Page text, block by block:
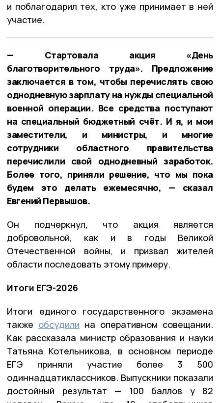
и поблагодарил тех, кто уже принимает в ней
участие.
— Стартовала акция «День
благотворительного труда». Предложение
заключается в том, чтобы перечислять свою
однодневную зарплату на нужды специальной
военной операции. Все средства поступают
на специальный бюджетный счёт. И я, и мои
заместители, и министры, и многие
сотрудники областного правительства
перечислили свой однодневный заработок.
Более того, приняли решение, что мы пока
будем это делать ежемесячно, — сказал
Евгений Первышов.
Он подчеркнул, что акция является
добровольной, как и в годы Великой
Отечественной войны, и призвал жителей
области последовать этому примеру.
Итоги ЕГЭ-2026
Итоги единого государственного экзамена
также обсудили на оперативном совещании.
Как рассказала министр образования и науки
Татьяна Котельникова, в основном периоде
ЕГЭ приняли участие более 3 500
одиннадцатиклассников. Выпускники показали
достойный результат — 100 баллов у 82